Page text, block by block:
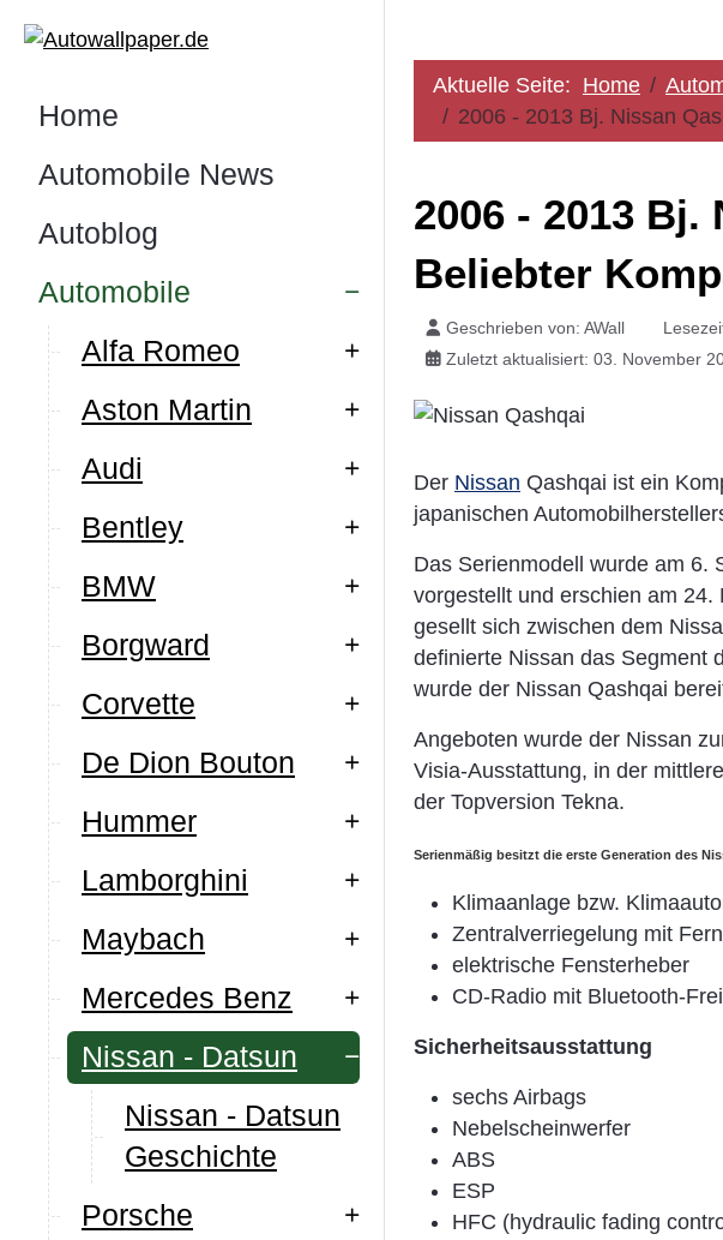
Home
Automobile News
Autoblog
Automobile
Alfa Romeo
Aston Martin
Audi
Bentley
BMW
Borgward
Corvette
De Dion Bouton
Hummer
Lamborghini
Maybach
Mercedes Benz
Nissan - Datsun
Nissan - Datsun
Geschichte
Porsche
Aktuelle Seite: Home
2006 - 2013 Bj. Nissan
2006 - 2013 Bj.
Beliebter
Geschrieben von: AWall
Zuletzt aktualisiert: 03. November
Der Nissan Qashqai ist ein
japanischen
Das Serienmodell wurde am 6.
vorgestellt und erschien am 24.
gesellt sich zwischen dem
definierte Nissan das Segment
wurde der Nissan Qashqai
Angeboten wurde der Nissan
Visia-Ausstattung, in der
der Topversion Tekna.
Serienmäßig besitzt die erste Generation des
Klimaanlage bzw.
Zentralverriegelung mit
elektrische Fensterheber
CD-Radio mit Bluetooth-
Sicherheitsausstattung
sechs Airbags
Nebelscheinwerfer
ABS
ESP
HFC (hydraulic fading